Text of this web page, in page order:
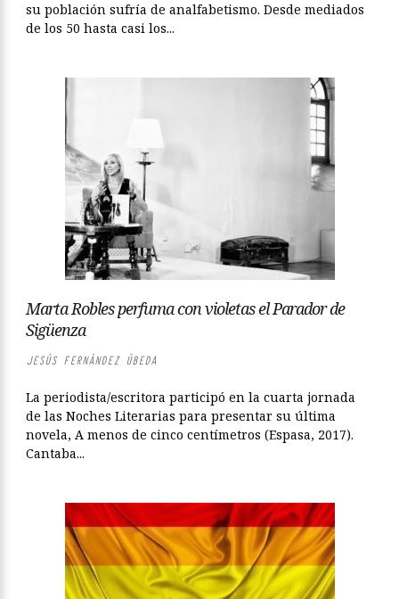
su población sufría de analfabetismo. Desde mediados
de los 50 hasta casi los...
Marta Robles perfuma con violetas el Parador de
Sigüenza
JESÚS FERNÁNDEZ ÚBEDA
La periodista/escritora participó en la cuarta jornada
de las Noches Literarias para presentar su última
novela, A menos de cinco centímetros (Espasa, 2017).
Cantaba...